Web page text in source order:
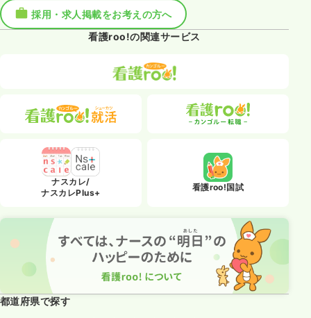
採用・求人掲載をお考えの方へ
看護roo!の関連サービス
ナスカレ/
ナスカレPlus+
看護roo!国試
都道府県で探す